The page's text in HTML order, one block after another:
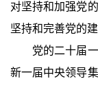
对坚持和加强党
坚持和完善党的
党的二十届一
新一届中央领导